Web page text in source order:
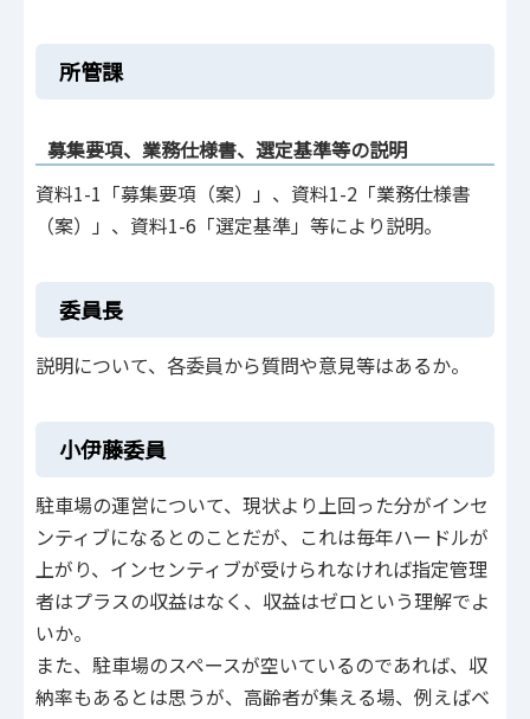
所管課
募集要項、業務仕様書、選定基準等の説明
資料1-1「募集要項（案）」、資料1-2「業務仕様書
（案）」、資料1-6「選定基準」等により説明。
委員長
説明について、各委員から質問や意見等はあるか。
小伊藤委員
駐車場の運営について、現状より上回った分がインセ
ンティブになるとのことだが、これは毎年ハードルが
上がり、インセンティブが受けられなければ指定管理
者はプラスの収益はなく、収益はゼロという理解でよ
いか。
また、駐車場のスペースが空いているのであれば、収
納率もあるとは思うが、高齢者が集える場、例えばベ